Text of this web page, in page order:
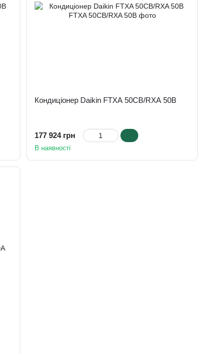
Кондиціонер Daikin FTXA 50CB/RXA 50B
177 924 грн
В наявності